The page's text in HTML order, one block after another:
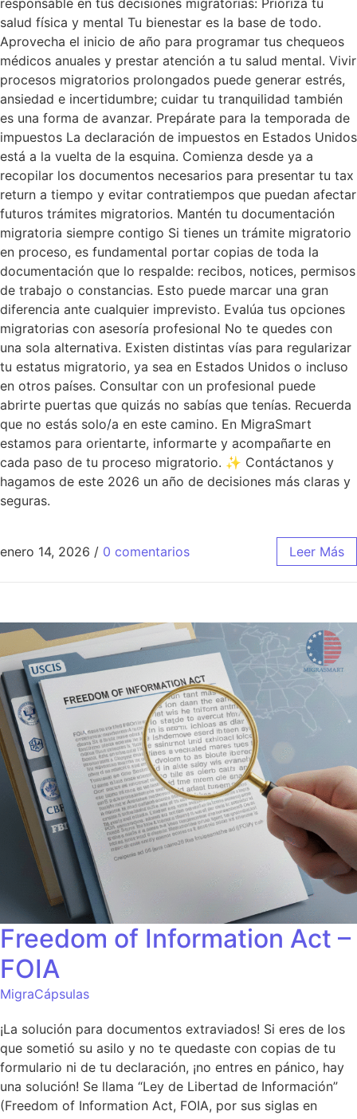
salud física y mental Tu bienestar es la base de todo.
Aprovecha el inicio de año para programar tus chequeos
médicos anuales y prestar atención a tu salud mental. Vivir
procesos migratorios prolongados puede generar estrés,
ansiedad e incertidumbre; cuidar tu tranquilidad también
es una forma de avanzar. Prepárate para la temporada de
impuestos La declaración de impuestos en Estados Unidos
está a la vuelta de la esquina. Comienza desde ya a
recopilar los documentos necesarios para presentar tu tax
return a tiempo y evitar contratiempos que puedan afectar
futuros trámites migratorios. Mantén tu documentación
migratoria siempre contigo Si tienes un trámite migratorio
en proceso, es fundamental portar copias de toda la
documentación que lo respalde: recibos, notices, permisos
de trabajo o constancias. Esto puede marcar una gran
diferencia ante cualquier imprevisto. Evalúa tus opciones
migratorias con asesoría profesional No te quedes con
una sola alternativa. Existen distintas vías para regularizar
tu estatus migratorio, ya sea en Estados Unidos o incluso
en otros países. Consultar con un profesional puede
abrirte puertas que quizás no sabías que tenías. Recuerda
que no estás solo/a en este camino. En MigraSmart
estamos para orientarte, informarte y acompañarte en
cada paso de tu proceso migratorio. ✨ Contáctanos y
hagamos de este 2026 un año de decisiones más claras y
seguras.
enero 14, 2026 / 0 comentarios Leer Más
Freedom of Information Act –
FOIA
MigraCápsulas
¡La solución para documentos extraviados! Si eres de los
que sometió su asilo y no te quedaste con copias de tu
formulario ni de tu declaración, ¡no entres en pánico, hay
una solución! Se llama “Ley de Libertad de Información”
(Freedom of Information Act, FOIA, por sus siglas en